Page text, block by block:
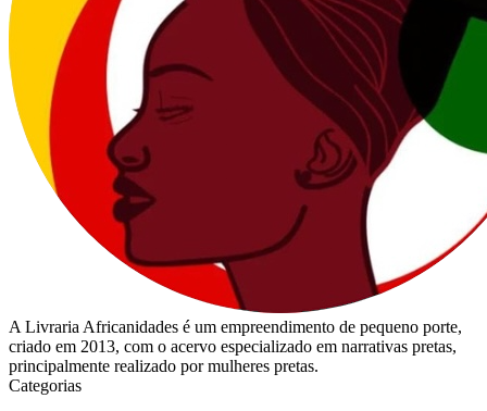
A Livraria Africanidades é um empreendimento de pequeno porte,
criado em 2013, com o acervo especializado em narrativas pretas,
principalmente realizado por mulheres pretas.
Categorias